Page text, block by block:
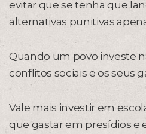
evitar que se tenha que
alternativas punitivas
Quando um povo investe
conflitos sociais e os seus
Vale mais investir em
que gastar em presídios e